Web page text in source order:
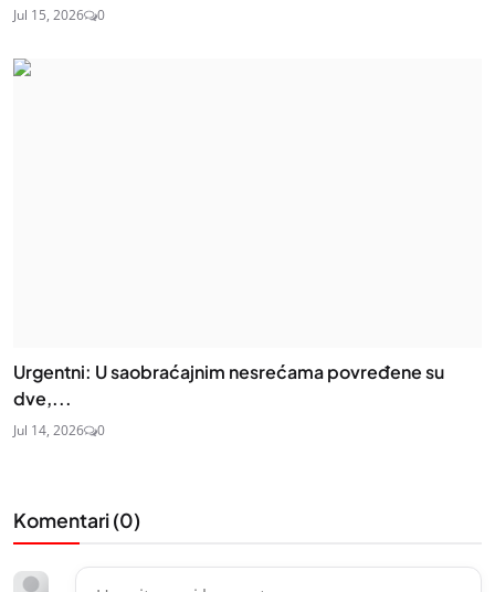
Jul 15, 2026 0
Urgentni: U saobraćajnim nesrećama povređene su
dve,...
Jul 14, 2026 0
Komentari (0)